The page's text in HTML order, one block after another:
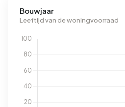
Bouwjaar
Leeftijd van de woningvoorraad